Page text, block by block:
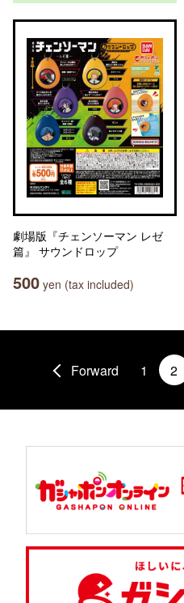
劇場版『チェンソーマン レゼ
篇』 サウンドロップ
500 yen (tax included)
Forward 1 2